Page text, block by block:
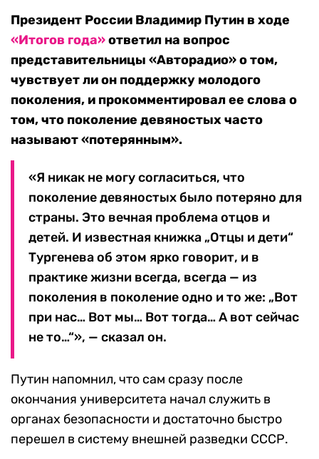
Президент России Владимир Путин в ходе
«Итогов года»ответил на вопрос
представительницы «Авторадио» о том,
чувствует ли он поддержку молодого
поколения, и прокомментировал ее слова о
том, что поколение девяностых часто
называют «потерянным».
«Я никак не могу согласиться, что
поколение девяностых было потеряно для
страны. Это вечная проблема отцов и
детей. И известная книжка „Отцы и дети“
Тургенева об этом ярко говорит, и в
практике жизни всегда, всегда — из
поколения в поколение одно и то же: „Вот
при нас… Вот мы… Вот тогда… А вот сейчас
не то…“», — сказал он.
Путин напомнил, что сам сразу после
окончания университета начал служить в
органах безопасности и достаточно быстро
перешел в систему внешней разведки СССР.